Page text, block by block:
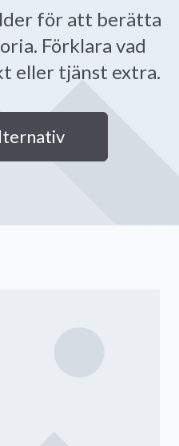
för att berätta
Förklara vad
eller tjänst extra.